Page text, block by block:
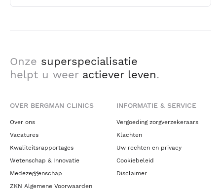
Onze superspecialisatie
helpt u weer actiever leven.
OVER BERGMAN CLINICS
Over ons
Vacatures
Kwaliteitsrapportages
Wetenschap & Innovatie
Medezeggenschap
ZKN Algemene Voorwaarden
INFORMATIE & SERVICE
Vergoeding zorgverzekeraars
Klachten
Uw rechten en privacy
Cookiebeleid
Disclaimer